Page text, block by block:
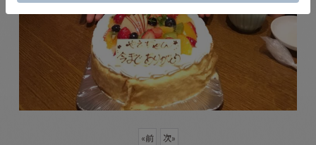
«前 次»